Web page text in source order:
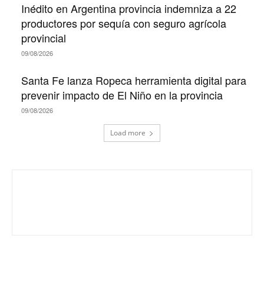
Inédito en Argentina provincia indemniza a 22
productores por sequía con seguro agrícola
provincial
09/08/2026
Santa Fe lanza Ropeca herramienta digital para
prevenir impacto de El Niño en la provincia
09/08/2026
Load more